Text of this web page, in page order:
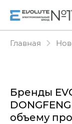
Главная
Бренды
объему